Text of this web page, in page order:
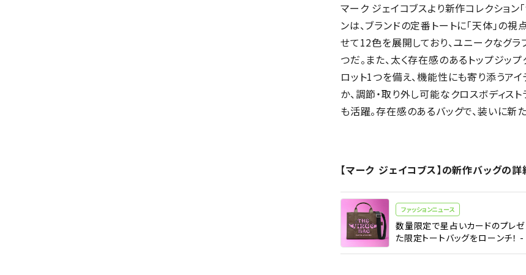
マーク ジェイコブスより新作コレクション
ンは、ブランドの定番トートに「天体」の
せて12色を展開しており、ユニークなグラ
つだ。また、太く存在感のあるトップジッ
ロット1つを備え、機能性にも寄り添うア
か、調節・取り外し可能なクロスボディス
も活躍。存在感のあるバッグで、装いに新
【マーク ジェイコブス】の新作バッグの
ファッションニュース
数量限定で星占いカードのプレゼ
た限定トートバッグをローンチ！